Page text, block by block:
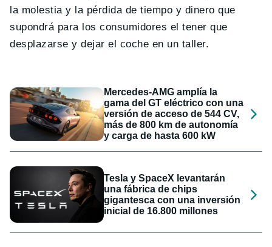
la molestia y la pérdida de tiempo y dinero que
supondrá para los consumidores el tener que
desplazarse y dejar el coche en un taller.
Mercedes-AMG amplía la
gama del GT eléctrico con una
versión de acceso de 544 CV,
más de 800 km de autonomía
y carga de hasta 600 kW
Tesla y SpaceX levantarán
una fábrica de chips
gigantesca con una inversión
inicial de 16.800 millones